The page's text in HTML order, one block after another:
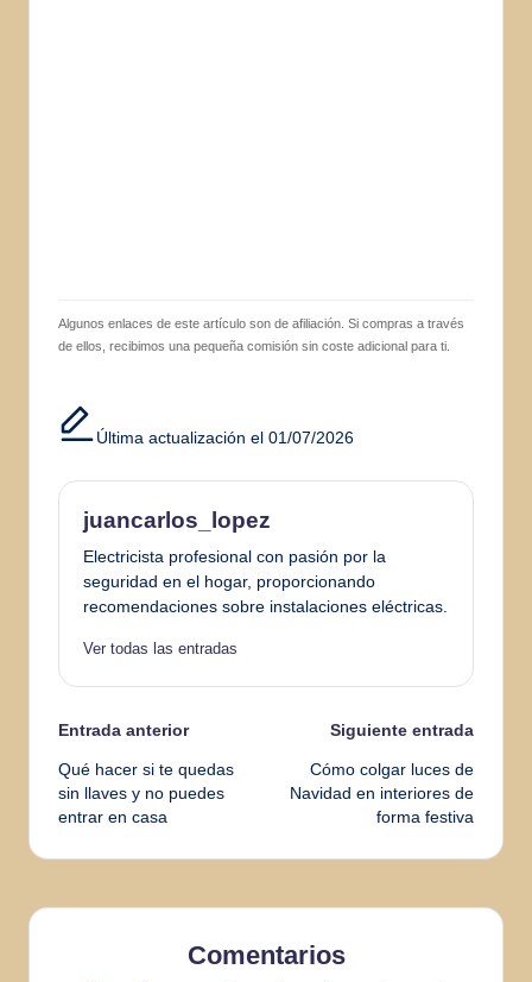
Algunos enlaces de este artículo son de afiliación. Si compras a través
de ellos, recibimos una pequeña comisión sin coste adicional para ti.
Última actualización el 01/07/2026
juancarlos_lopez
Electricista profesional con pasión por la
seguridad en el hogar, proporcionando
recomendaciones sobre instalaciones eléctricas.
Ver todas las entradas
Navegación
de
entradas
Entrada anterior
Qué hacer si te quedas
sin llaves y no puedes
entrar en casa
Siguiente entrada
Cómo colgar luces de
Navidad en interiores de
forma festiva
Comentarios